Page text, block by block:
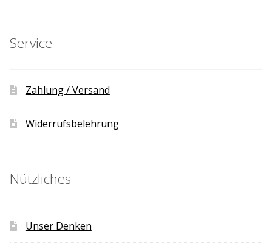
Service
Zahlung / Versand
Widerrufsbelehrung
Nützliches
Unser Denken